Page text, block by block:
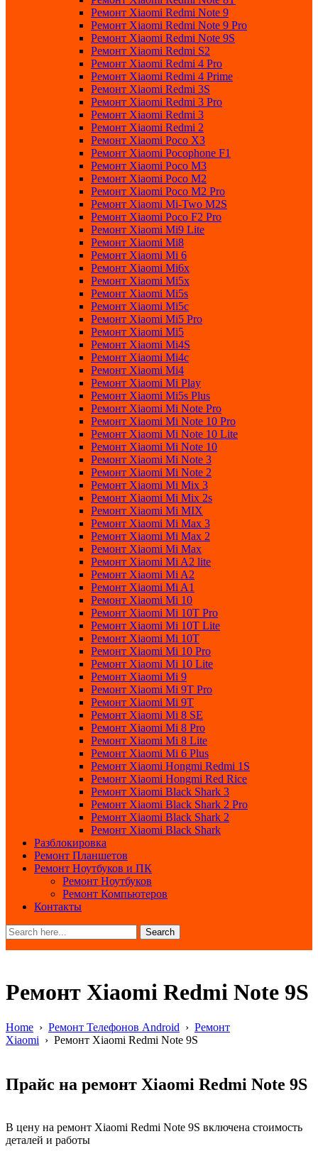
Ремонт Xiaomi Redmi Note 9
Ремонт Xiaomi Redmi Note 9 Pro
Ремонт Xiaomi Redmi Note 9S
Ремонт Xiaomi Redmi S2
Ремонт Xiaomi Redmi 4 Pro
Ремонт Xiaomi Redmi 4 Prime
Ремонт Xiaomi Redmi 3S
Ремонт Xiaomi Redmi 3 Pro
Ремонт Xiaomi Redmi 3
Ремонт Xiaomi Redmi 2
Ремонт Xiaomi Poco X3
Ремонт Xiaomi Pocophone F1
Ремонт Xiaomi Poco M3
Ремонт Xiaomi Poco M2
Ремонт Xiaomi Poco M2 Pro
Ремонт Xiaomi Mi-Two M2S
Ремонт Xiaomi Poco F2 Pro
Ремонт Xiaomi Mi9 Lite
Ремонт Xiaomi Mi8
Ремонт Xiaomi Mi 6
Ремонт Xiaomi Mi6x
Ремонт Xiaomi Mi5x
Ремонт Xiaomi Mi5s
Ремонт Xiaomi Mi5c
Ремонт Xiaomi Mi5 Pro
Ремонт Xiaomi Mi5
Ремонт Xiaomi Mi4S
Ремонт Xiaomi Mi4c
Ремонт Xiaomi Mi4
Ремонт Xiaomi Mi Play
Ремонт Xiaomi Mi5s Plus
Ремонт Xiaomi Mi Note Pro
Ремонт Xiaomi Mi Note 10 Pro
Ремонт Xiaomi Mi Note 10 Lite
Ремонт Xiaomi Mi Note 10
Ремонт Xiaomi Mi Note 3
Ремонт Xiaomi Mi Note 2
Ремонт Xiaomi Mi Mix 3
Ремонт Xiaomi Mi Mix 2s
Ремонт Xiaomi Mi MIX
Ремонт Xiaomi Mi Max 3
Ремонт Xiaomi Mi Max 2
Ремонт Xiaomi Mi Max
Ремонт Xiaomi Mi A2 lite
Ремонт Xiaomi Mi A2
Ремонт Xiaomi Mi A1
Ремонт Xiaomi Mi 10
Ремонт Xiaomi Mi 10T Pro
Ремонт Xiaomi Mi 10T Lite
Ремонт Xiaomi Mi 10T
Ремонт Xiaomi Mi 10 Pro
Ремонт Xiaomi Mi 10 Lite
Ремонт Xiaomi Mi 9
Ремонт Xiaomi Mi 9T Pro
Ремонт Xiaomi Mi 9T
Ремонт Xiaomi Mi 8 SE
Ремонт Xiaomi Mi 8 Pro
Ремонт Xiaomi Mi 8 Lite
Ремонт Xiaomi Mi 6 Plus
Ремонт Xiaomi Hongmi Redmi 1S
Ремонт Xiaomi Hongmi Red Rice
Ремонт Xiaomi Black Shark 3
Ремонт Xiaomi Black Shark 2 Pro
Ремонт Xiaomi Black Shark 2
Ремонт Xiaomi Black Shark
Разблокировка
Ремонт Планшетов
Ремонт Ноутбуков и ПК
Ремонт Ноутбуков
Ремонт Компьютеров
Контакты
Search
Ремонт Xiaomi Redmi Note 9S
Home › Ремонт Телефонов Android › Ремонт
Xiaomi › Ремонт Xiaomi Redmi Note 9S
Прайс на ремонт Xiaomi Redmi Note 9S
В цену на ремонт Xiaomi Redmi Note 9S включена стоимость
деталей и работы